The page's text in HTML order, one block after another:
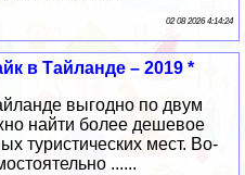
02 08 2026 4:14:24
в Тайланде – 2019 *
выгодно по двум
найти более дешевое
туристических мест. Во-
......